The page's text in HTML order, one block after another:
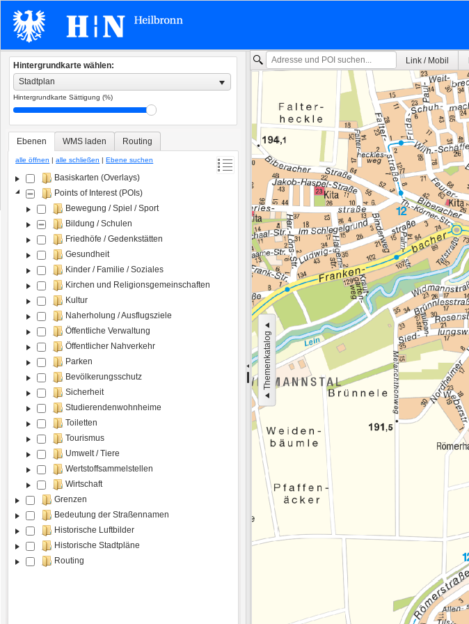
Hintergrundkarte wählen:
Stadtplan
Hintergrundkarte Sättigung (%)
Ebenen WMS laden Routing
alle öffnen |alle schließen |Ebene suchen
Basiskarten (Overlays)
Points of Interest (POIs)
Bewegung / Spiel / Sport
Bildung / Schulen
Friedhöfe / Gedenkstätten
Gesundheit
Kinder / Familie / Soziales
Kirchen und Religionsgemeinschaften
Kultur
Naherholung / Ausflugsziele
Öffentliche Verwaltung
Öffentlicher Nahverkehr
Parken
Bevölkerungsschutz
Sicherheit
Studierendenwohnheime
Toiletten
Tourismus
Umwelt / Tiere
Wertstoffsammelstellen
Wirtschaft
Grenzen
Bedeutung der Straßennamen
Historische Luftbilder
Historische Stadtpläne
Routing
Themenkatalog
Link / Mobil